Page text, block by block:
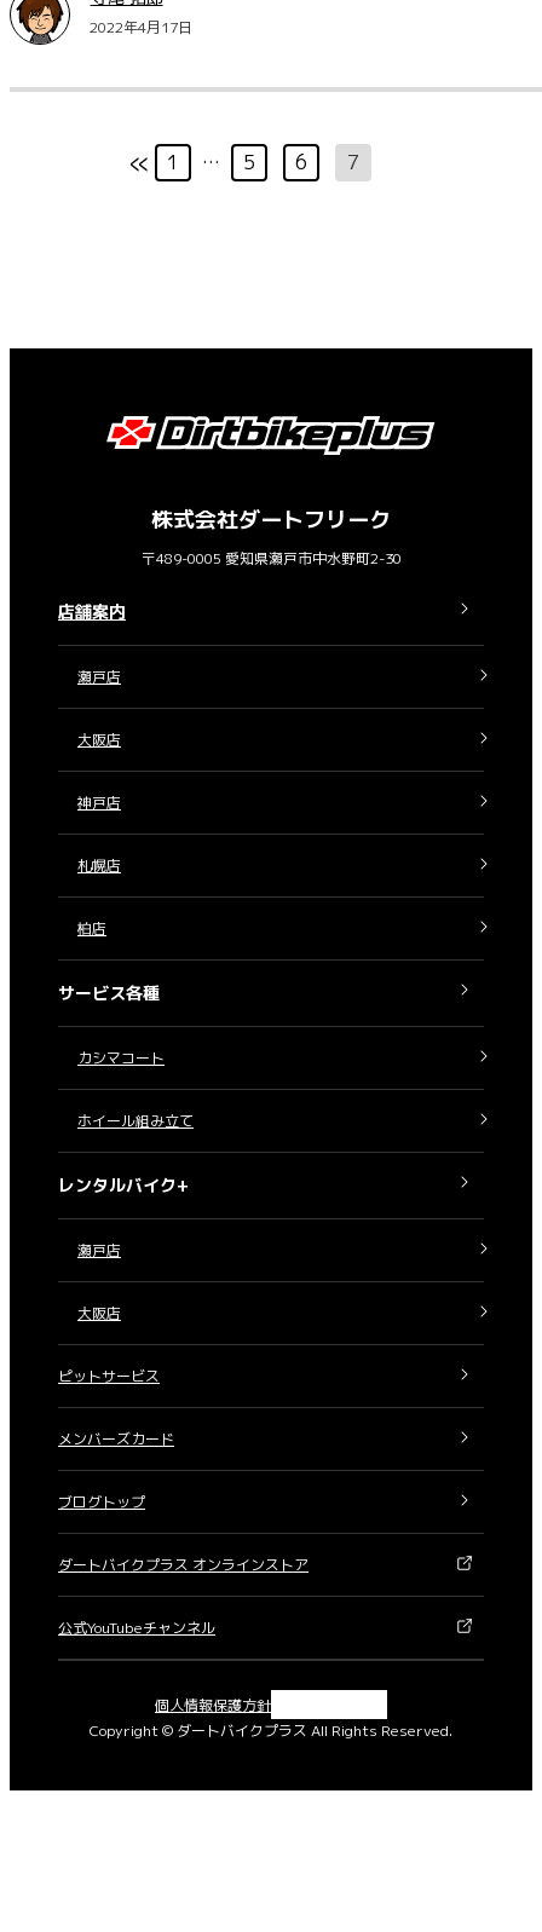
2022年4月17日
« 1 … 5 6 7
株式会社ダートフリーク
〒489-0005 愛知県瀬戸市中水野町2-30
店舗案内
瀬戸店
大阪店
神戸店
札幌店
柏店
サービス各種
カシマコート
ホイール組み立て
レンタルバイク+
瀬戸店
大阪店
ピットサービス
メンバーズカード
ブログトップ
ダートバイクプラス オンラインストア
公式YouTubeチャンネル
Copyright © ダートバイクプラス All Rights Reserved.
個人情報保護方針X